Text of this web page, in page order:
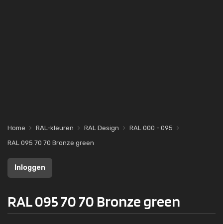
Home RAL-kleuren RAL Design
RAL 000 - 095
RAL 095 70 70 Bronze green
Inloggen
RAL 095 70 70 Bronze green